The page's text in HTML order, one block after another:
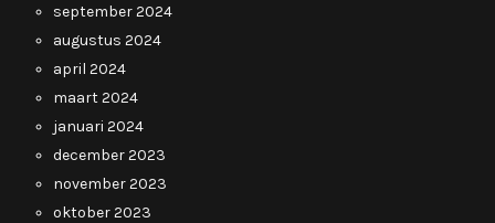
september 2024
augustus 2024
april 2024
maart 2024
januari 2024
december 2023
november 2023
oktober 2023